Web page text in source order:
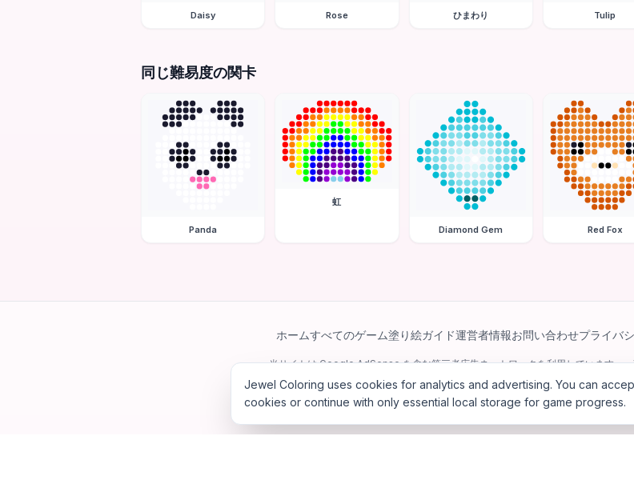
Daisy Rose ひまわり Tulip
同じ難易度の関卡
Panda
虹
Diamond Gem Red Fox
ホームすべてのゲーム塗り絵ガイド運営者情報お問い合わせプライバ
当サイトは Google AdSense を含む第三者広告ネットワークを利用しています。
パーソナライズ広告を配信する場合があります
©2026 Jewel Coloring— 無料のオンラインダイヤモンドアート＆
Jewel Coloring uses cookies for analytics and advertising. You can
cookies or continue with only essential local storage for game progress.